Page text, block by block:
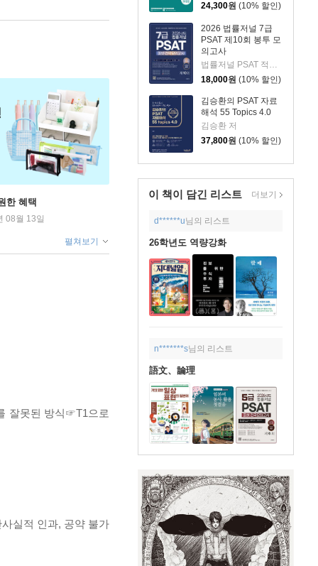
24,300원 (10% 할인)
2026 법률저널 7급
PSAT 제10회 봉투 모
의고사
법률저널 PSAT 적성시험연구소 저
18,000원 (10% 할인)
김승환의 PSAT 자료
해석 55 Topics 4.0
김승환 저
37,800원 (10% 할인)
이 책이 담긴 리스트 더보기
d******u님의 리스트
26학년도 역량강화
n*******s님의 리스트
語文、論理
한 혜택
08월 13일
펼쳐보기
잘못된 방식☞T1으로
실적 인과, 공약 불가